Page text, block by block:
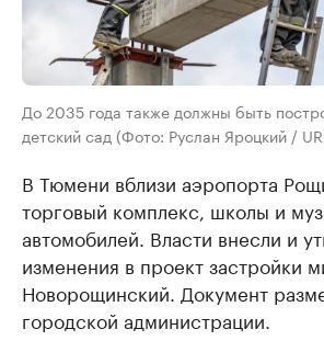
До 2035 года также должны быть
детский сад (Фото: Руслан Яроцкий /
В Тюмени вблизи аэропорта
торговый комплекс, школы и
автомобилей. Власти внесли и
изменения в проект застройки
Новорощинский. Документ
городской администрации.